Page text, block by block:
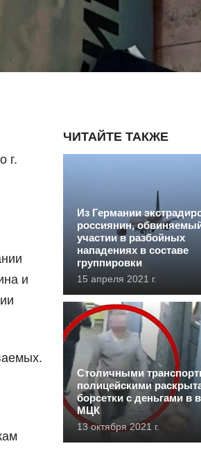
г.
и
ЧИТАЙТЕ ТАКЖЕ
Из Германии
россиянин,
участии в разбойных
нападениях в составе
группировки
15 апреля 2021 г.
Столичными
полицейскими
борсетки с деньгами в
МЦК
13 октября 2021 г.